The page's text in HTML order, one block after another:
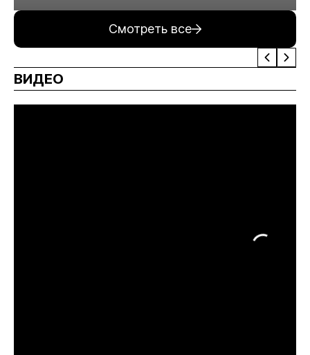
Смотреть все
ВИДЕО